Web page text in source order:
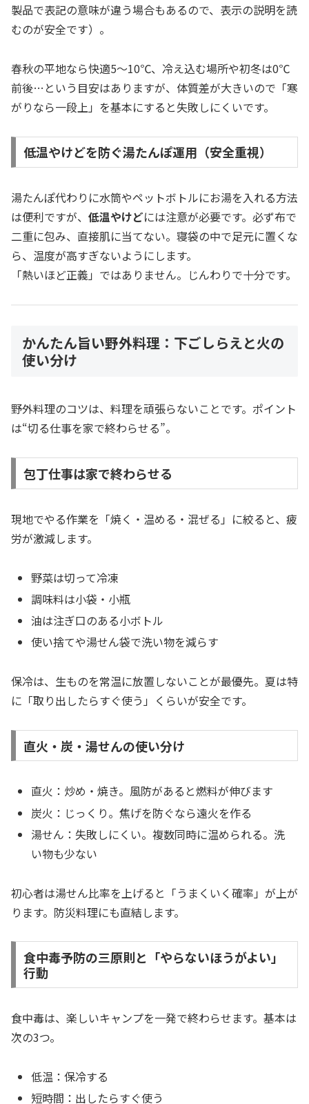
製品で表記の意味が違う場合もあるので、表示の説明を読
むのが安全です）。
春秋の平地なら快適5〜10℃、冷え込む場所や初冬は0℃
前後…という目安はありますが、体質差が大きいので「寒
がりなら一段上」を基本にすると失敗しにくいです。
低温やけどを防ぐ湯たんぽ運用（安全重視）
湯たんぽ代わりに水筒やペットボトルにお湯を入れる方法
は便利ですが、 低温やけどには注意が必要です。必ず布で
二重に包み、直接肌に当てない。寝袋の中で足元に置くな
ら、温度が高すぎないようにします。
「熱いほど正義」ではありません。じんわりで十分です。
かんたん旨い野外料理：下ごしらえと火の
使い分け
野外料理のコツは、料理を頑張らないことです。ポイント
は“切る仕事を家で終わらせる”。
包丁仕事は家で終わらせる
現地でやる作業を「焼く・温める・混ぜる」に絞ると、疲
労が激減します。
野菜は切って冷凍
調味料は小袋・小瓶
油は注ぎ口のある小ボトル
使い捨てや湯せん袋で洗い物を減らす
保冷は、生ものを常温に放置しないことが最優先。夏は特
に「取り出したらすぐ使う」くらいが安全です。
直火・炭・湯せんの使い分け
直火：炒め・焼き。風防があると燃料が伸びます
炭火：じっくり。焦げを防ぐなら遠火を作る
湯せん：失敗しにくい。複数同時に温められる。洗
い物も少ない
初心者は湯せん比率を上げると「うまくいく確率」が上が
ります。防災料理にも直結します。
食中毒予防の三原則と「やらないほうがよい」
行動
食中毒は、楽しいキャンプを一発で終わらせます。基本は
次の3つ。
低温：保冷する
短時間：出したらすぐ使う